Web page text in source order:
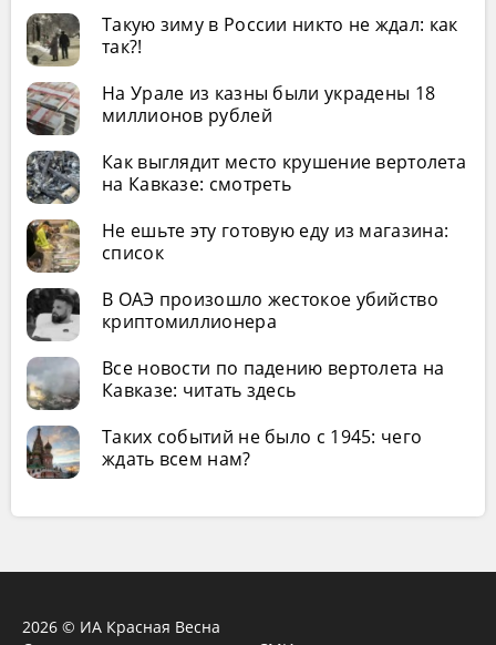
Такую зиму в России никто не ждал: как
так?!
На Урале из казны были украдены 18
миллионов рублей
Как выглядит место крушение вертолета
на Кавказе: смотреть
Не ешьте эту готовую еду из магазина:
список
В ОАЭ произошло жестокое убийство
криптомиллионера
Все новости по падению вертолета на
Кавказе: читать здесь
Таких событий не было с 1945: чего
ждать всем нам?
2026 © ИА Красная Весна